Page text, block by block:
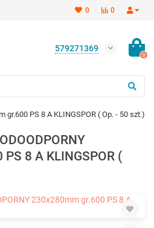
0
0
579271369
0
gr.600 PS 8 A KLINGSPOR ( Op. - 50 szt.)
8 A KLINGSPOR (